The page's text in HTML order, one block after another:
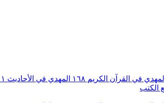
المهدي في القرآن الكريم ١٦٨ المهدي في الأحاديث
الكتب